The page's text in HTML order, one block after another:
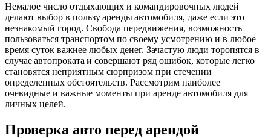
Немалое число отдыхающих и командировочных людей
делают выбор в пользу аренды автомобиля, даже если это
незнакомый город. Свобода передвижения, возможность
пользоваться транспортом по своему усмотрению и в любое
время суток важнее любых денег. Зачастую люди торопятся в
случае автопроката и совершают ряд ошибок, которые легко
становятся неприятным сюрпризом при стечении
определенных обстоятельств. Рассмотрим наиболее
очевидные и важные моменты при аренде автомобиля для
личных целей.
Проверка авто перед арендой